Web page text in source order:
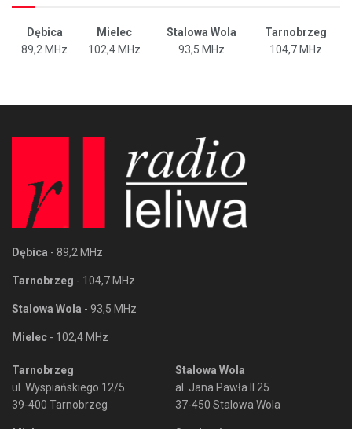
Dębica Mielec Stalowa Wola
Tarnobrzeg
89,2 MHz
102,4 MHz 93,5 MHz 104,7 MHz
Dębica - 89,2 MHz
Tarnobrzeg - 104,7 MHz
Stalowa Wola - 93,5 MHz
Mielec - 102,4 MHz
Tarnobrzeg
ul. Wyspiańskiego 12/5
39-400 Tarnobrzeg
Stalowa Wola
al. Jana Pawła II 25
37-450 Stalowa Wola